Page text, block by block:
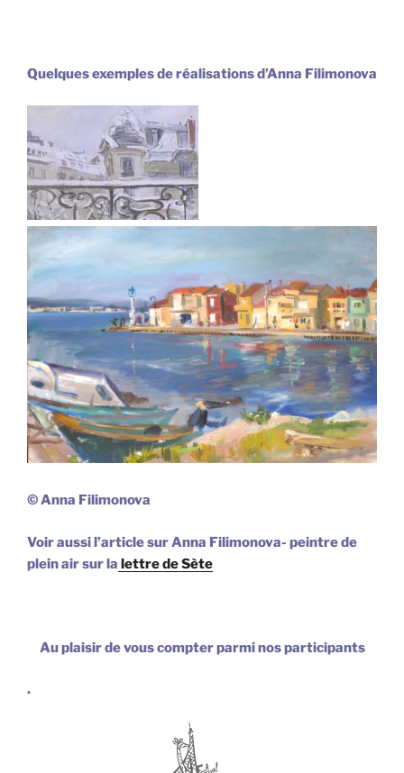
Quelques exemples de réalisations d’Anna Filimonova
© Anna Filimonova
Voir aussi l’article sur Anna Filimonova- peintre de
plein air sur la lettre de Sète
Au plaisir de vous compter parmi nos participants
.